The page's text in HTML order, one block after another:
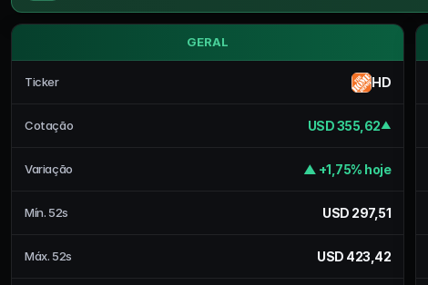
GERAL
Ticker HD
Cotação USD 355,62▲
Variação ▲ +1,75% hoje
Mín. 52s USD 297,51
Máx. 52s USD 423,42